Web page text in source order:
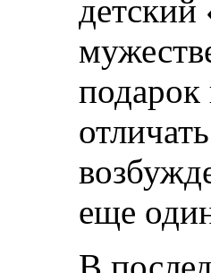
подарок
еще